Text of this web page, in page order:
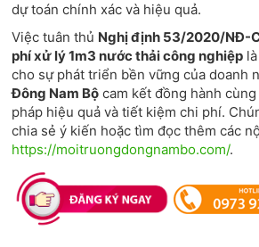
dự toán chính xác và hiệu quả.
Việc tuân thủ Nghị định 53/2020/NĐ-
phí xử lý 1m3 nước thải công nghiệp
cho sự phát triển bền vững của doanh
Đông Nam Bộ cam kết đồng hành
pháp hiệu quả và tiết kiệm chi phí.
chia sẻ ý kiến hoặc tìm đọc thêm các
https://moitruongdongnambo.com/.